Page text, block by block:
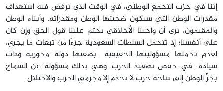
إننا في حزب التجمع الوطني، في الوقت الذي نرفض فيه استهداف
مقدرات الوطن التي سيكون ضحيتها الوطن ومقدراته، وأبناء الوطن
والمقيمون، نرى أن واجبنا الأخلاقي يحتم علينا قول الحق وإن كان
على أنفسنا؛ إذ تتحمل السلطات السعودية جزءًا من تبعات ما يجري،
لعدم تحملها مسؤوليتها الحقيقية -بصفتها دولة محورية وذات
سيادة- في خفض تصعيد الحرب، وهي بذلك مسؤولة عن السماح
بجرِّ الوطن إلى ساحة حرب لا تخدم إلا مجرمي الحرب والاحتلال.